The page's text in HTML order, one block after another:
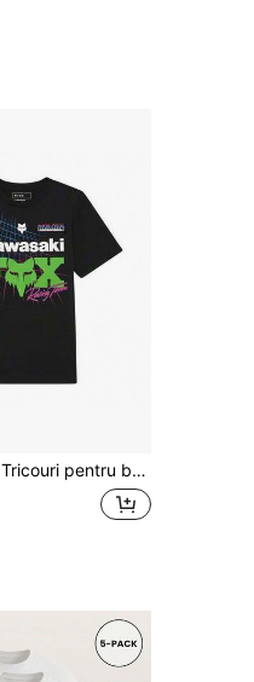
Tricouri pentru bărbați